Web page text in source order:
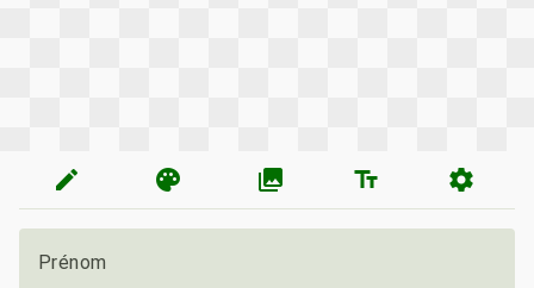
edit palette photo_library text_fields settings
Prénom